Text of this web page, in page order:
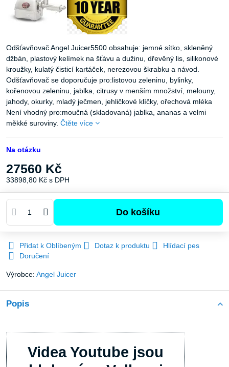
Odšťavňovač Angel Juicer5500 obsahuje: jemné sítko, skleněný
džbán, plastový kelímek na šťávu a dužinu, dřevěný lis, silikonové
kroužky, kulatý čisticí kartáček, nerezovou škrabku a návod.
Odšťavňovač se doporučuje pro:listovou zeleninu, bylinky,
kořenovou zeleninu, jablka, citrusy v menším množství, melouny,
jahody, okurky, mladý ječmen, jehličkové klíčky, ořechová mléka
Není vhodný pro:moučná (skladovaná) jablka, ananas a velmi
měkké suroviny. Čtěte více
Na otázku
27560 Kč
33898,80 Kč s DPH
Do košíku
Přidat k Oblíbeným Dotaz k produktu
Hlídací pes
Doručení
Výrobce: Angel Juicer
Popis
Videa Youtube jsou